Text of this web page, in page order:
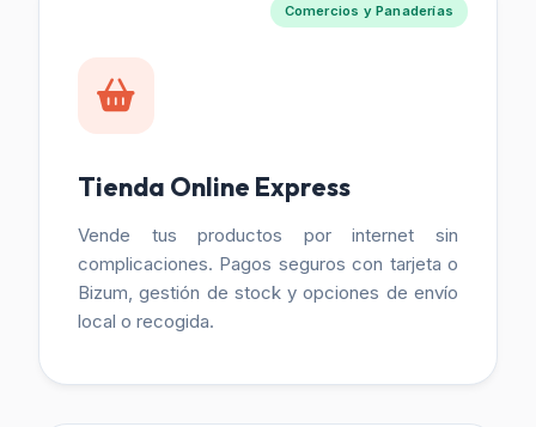
Comercios y Panaderías
Tienda Online Express
Vende tus productos por internet sin
complicaciones. Pagos seguros con tarjeta o
Bizum, gestión de stock y opciones de envío
local o recogida.